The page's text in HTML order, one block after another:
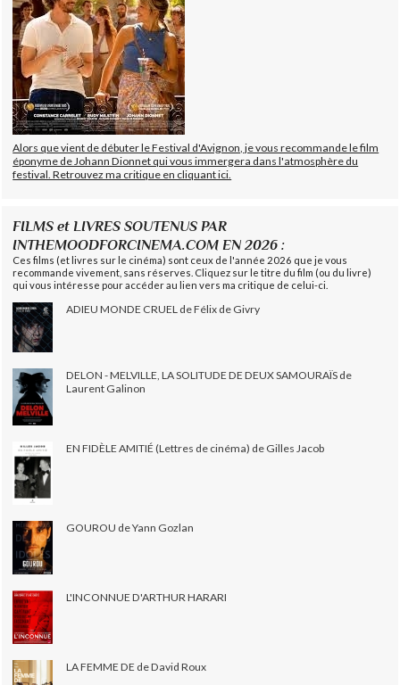
Alors que vient de débuter le Festival d'Avignon, je vous recommande le film
éponyme de Johann Dionnet qui vous immergera dans l'atmosphère du
festival. Retrouvez ma critique en cliquant ici.
FILMS et LIVRES SOUTENUS PAR
INTHEMOODFORCINEMA.COM EN 2026 :
Ces films (et livres sur le cinéma) sont ceux de l'année 2026 que je vous
recommande vivement, sans réserves. Cliquez sur le titre du film (ou du livre)
qui vous intéresse pour accéder au lien vers ma critique de celui-ci.
ADIEU MONDE CRUEL de Félix de Givry
DELON - MELVILLE, LA SOLITUDE DE DEUX SAMOURAÏS de
Laurent Galinon
EN FIDÈLE AMITIÉ (Lettres de cinéma) de Gilles Jacob
GOUROU de Yann Gozlan
L'INCONNUE D'ARTHUR HARARI
LA FEMME DE de David Roux